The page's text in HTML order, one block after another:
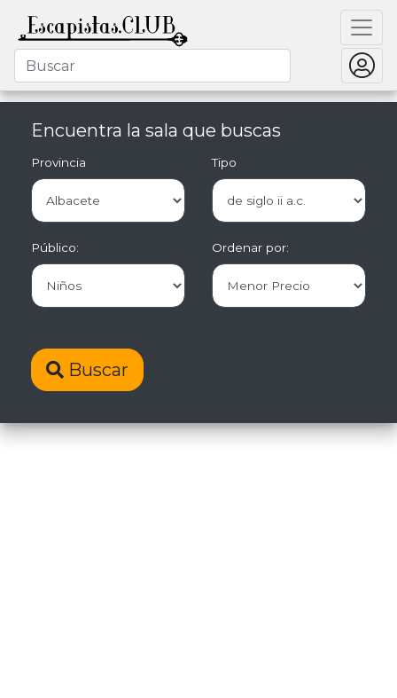
Encuentra la sala que buscas
Provincia Tipo
Público: Ordenar por:
Buscar